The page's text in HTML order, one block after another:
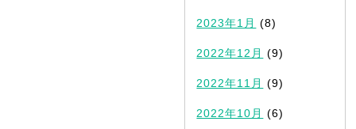
2023年1月 (8)
2022年12月 (9)
2022年11月 (9)
2022年10月 (6)